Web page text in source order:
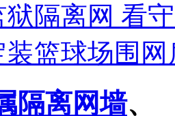
狱隔离网 看
装篮球场围
隔离网墙、